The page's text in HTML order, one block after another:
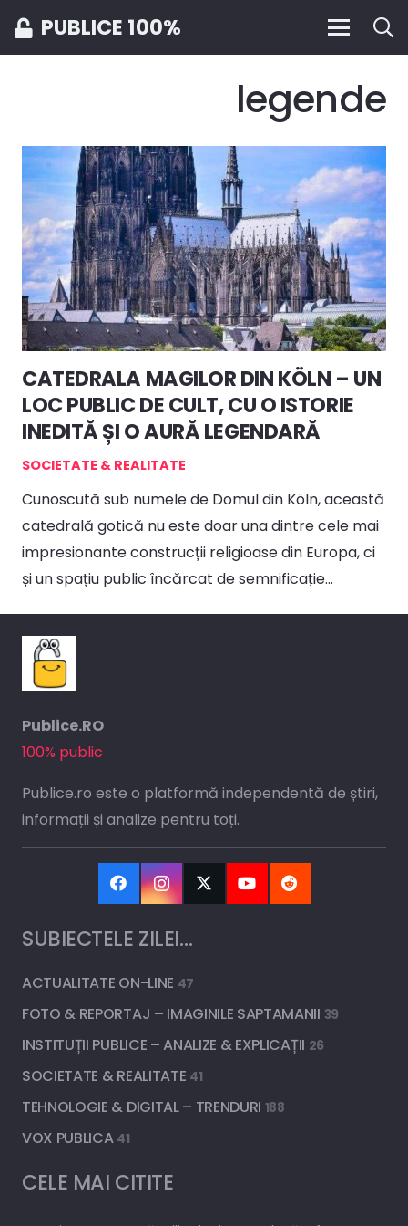
PUBLICE 100%
legende
CATEDRALA MAGILOR DIN KÖLN – UN
LOC PUBLIC DE CULT, CU O ISTORIE
INEDITĂ ȘI O AURĂ LEGENDARĂ
SOCIETATE & REALITATE
Cunoscută sub numele de Domul din Köln, această
catedrală gotică nu este doar una dintre cele mai
impresionante construcții religioase din Europa, ci
și un spațiu public încărcat de semnificație…
Publice.RO
100% public
Publice.ro este o platformă independentă de știri,
informații și analize pentru toți.
SUBIECTELE ZILEI…
ACTUALITATE ON-LINE 47
FOTO & REPORTAJ – IMAGINILE SAPTAMANII 39
INSTITUȚII PUBLICE – ANALIZE & EXPLICAȚII 26
SOCIETATE & REALITATE 41
TEHNOLOGIE & DIGITAL – TRENDURI 188
VOX PUBLICA 41
CELE MAI CITITE